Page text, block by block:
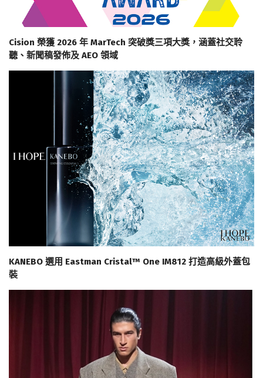
Cision 榮獲 2026 年 MarTech 突破獎三項大獎，涵蓋社交聆
聽、新聞稿發佈及 AEO 領域
KANEBO 選用 Eastman Cristal™ One IM812 打造高級外蓋包
裝